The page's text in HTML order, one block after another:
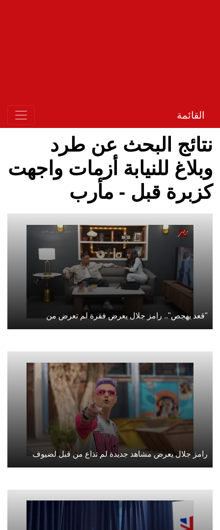
القائمة
نتائج البحث عن طرد
وبلاغ للنيابة أزمات واجهت
كزبرة قبل - مأرب
"قعد يهجص".. رامز جلال يعرض فقرة لم تعرض من
رامز جلال يعرض مشاهد جديدة لم تذاع من قبل لضيوف